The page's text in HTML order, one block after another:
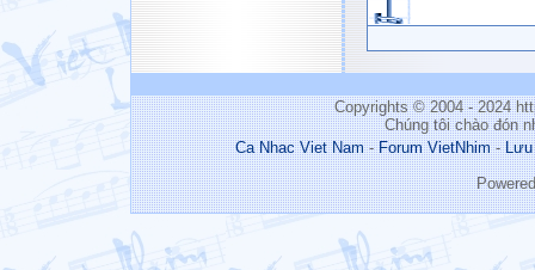
Copyrights © 2004 - 2024
Chúng tôi chào đón
Ca Nhac Viet Nam-Forum VietNhim-